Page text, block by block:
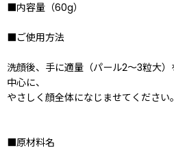
■内容量（60g）
■ご使用方法
洗顔後、手に適量（パール2〜3粒大
中心に、
やさしく顔全体になじませてください。
■原材料名